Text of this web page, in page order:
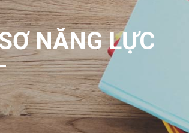
NĂNG LỰC